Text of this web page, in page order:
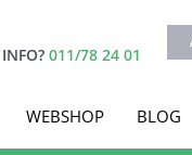
011/78 24 01
WEBSHOP BLOG